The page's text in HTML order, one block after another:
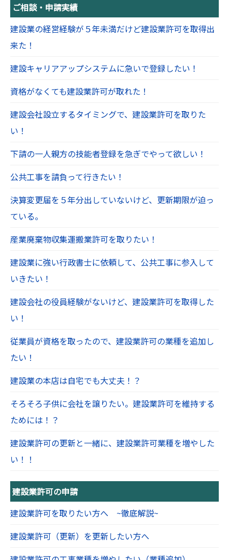
ご相談・申請実績
建設業の経営経験が５年未満だけど建設業許可を取得出
来た！
建設キャリアアップシステムに急いで登録したい！
資格がなくても建設業許可が取れた！
建設会社設立するタイミングで、建設業許可を取りた
い！
下請の一人親方の技能者登録を急ぎでやって欲しい！
公共工事を請負って行きたい！
決算変更届を５年分出していないけど、更新期限が迫っ
ている。
産業廃棄物収集運搬業許可を取りたい！
建設業に強い行政書士に依頼して、公共工事に参入して
いきたい！
建設会社の役員経験がないけど、建設業許可を取得した
い！
従業員が資格を取ったので、建設業許可の業種を追加し
たい！
建設業の本店は自宅でも大丈夫！？
そろそろ子供に会社を譲りたい。建設業許可を維持する
ためには！？
建設業許可の更新と一緒に、建設業許可業種を増やした
い！！
建設業許可の申請
建設業許可を取りたい方へ ~徹底解説~
建設業許可（更新）を更新したい方へ